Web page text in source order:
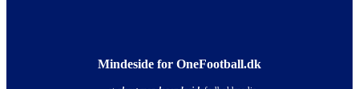
Mindeside for OneFootball.dk